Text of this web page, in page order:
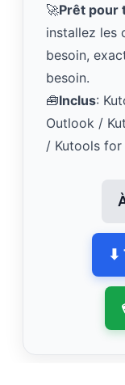
🚀Prêt pour
installez les
besoin,
besoin.
🧰Inclus:
Outlook /
/ Kutools for
⬇